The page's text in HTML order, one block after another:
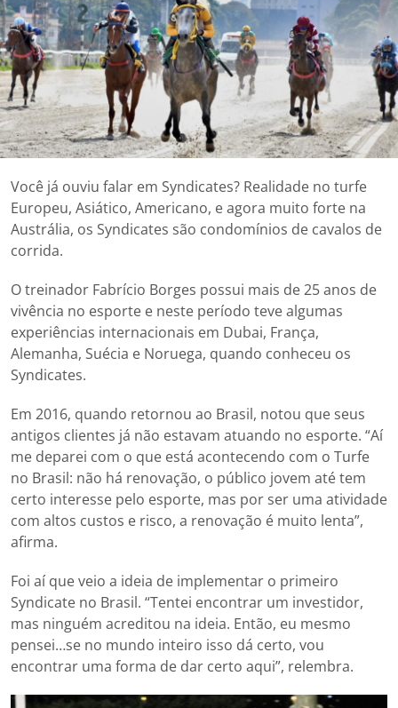
Você já ouviu falar em Syndicates? Realidade no turfe
Europeu, Asiático, Americano, e agora muito forte na
Austrália, os Syndicates são condomínios de cavalos de
corrida.
O treinador Fabrício Borges possui mais de 25 anos de
vivência no esporte e neste período teve algumas
experiências internacionais em Dubai, França,
Alemanha, Suécia e Noruega, quando conheceu os
Syndicates.
Em 2016, quando retornou ao Brasil, notou que seus
antigos clientes já não estavam atuando no esporte. “Aí
me deparei com o que está acontecendo com o Turfe
no Brasil: não há renovação, o público jovem até tem
certo interesse pelo esporte, mas por ser uma atividade
com altos custos e risco, a renovação é muito lenta”,
afirma.
Foi aí que veio a ideia de implementar o primeiro
Syndicate no Brasil. “Tentei encontrar um investidor,
mas ninguém acreditou na ideia. Então, eu mesmo
pensei…se no mundo inteiro isso dá certo, vou
encontrar uma forma de dar certo aqui”, relembra.